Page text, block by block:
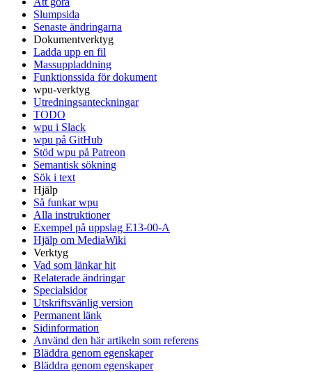
Slumpsida
Senaste ändringarna
Dokumentverktyg
Ladda upp en fil
Massuppladdning
Funktionssida för dokument
wpu-verktyg
Utredningsanteckningar
TODO
wpu i Slack
wpu på GitHub
Stöd wpu på Patreon
Semantisk sökning
Sök i text
Hjälp
Så funkar wpu
Alla instruktioner
Exempel på uppslag E13-00-A
Hjälp om MediaWiki
Verktyg
Vad som länkar hit
Relaterade ändringar
Specialsidor
Utskriftsvänlig version
Permanent länk
Sidinformation
Använd den här artikeln som referens
Bläddra genom egenskaper
Bläddra genom egenskaper